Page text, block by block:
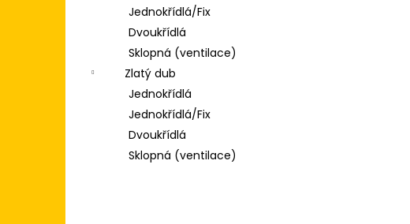
Jednokřídlá/Fix
Dvoukřídlá
Sklopná (ventilace)
Zlatý dub
Jednokřídlá
Jednokřídlá/Fix
Dvoukřídlá
Sklopná (ventilace)